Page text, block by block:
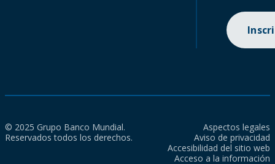
© 2025 Grupo Banco Mundial.
Reservados todos los derechos.
Aspectos legales
Aviso de privacidad
Accesibilidad del sitio web
Acceso a la información